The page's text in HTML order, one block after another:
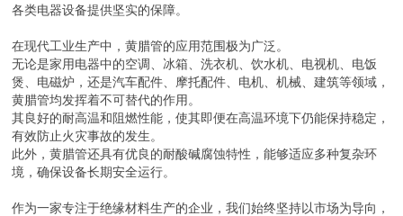
各类电器设备提供坚实的保障。
在现代工业生产中，黄腊管的应用范围极为广泛。
无论是家用电器中的空调、冰箱、洗衣机、饮水机、电视机、电饭
煲、电磁炉，还是汽车配件、摩托配件、电机、机械、建筑等领域，
黄腊管均发挥着不可替代的作用。
其良好的耐高温和阻燃性能，使其即便在高温环境下仍能保持稳定，
有效防止火灾事故的发生。
此外，黄腊管还具有优良的耐酸碱腐蚀特性，能够适应多种复杂环
境，确保设备长期安全运行。
作为一家专注于绝缘材料生产的企业，我们始终坚持以市场为导向，